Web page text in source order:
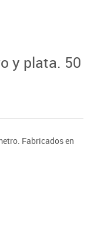
y plata. 50
Fabricados en